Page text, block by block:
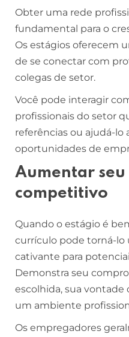
Obter uma rede
fundamental para o
Os estágios oferecem
de se conectar com
colegas de setor.
Você pode interagir
profissionais do setor
referências ou ajudá-lo
oportunidades de
Aumentar seu
competitivo
Quando o estágio é
currículo pode torná-lo
cativante para
Demonstra seu
escolhida, sua
um ambiente
Os empregadores